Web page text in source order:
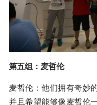
第五组：麦哲伦
麦哲伦：他们拥有奇妙
并且希望能够像麦哲伦